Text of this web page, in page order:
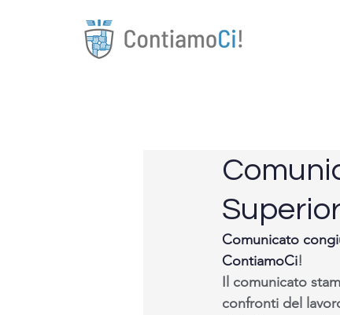
Comunicato
ContiamoCi!
Il comunicato
confronti del